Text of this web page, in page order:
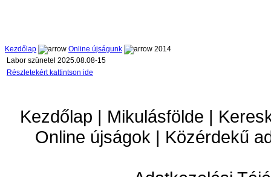
Kezdőlap Online újságunk
2014
Labor szünetel 2025.08.08-15
Részletekért kattintson ide
Kezdőlap | Mikulásfölde |
Online újságok | Közérdekű